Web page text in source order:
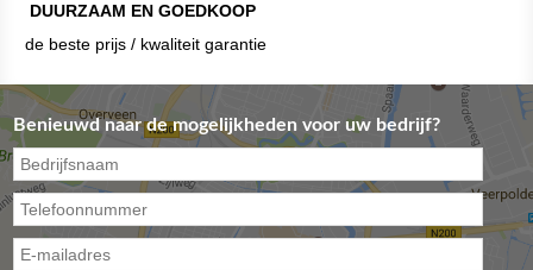
DUURZAAM EN GOEDKOOP
de beste prijs / kwaliteit garantie
Benieuwd naar de mogelijkheden voor uw bedrijf?